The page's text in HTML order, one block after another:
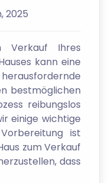
2025
Verkauf Ihres
kann eine
bestmöglichen
reibungslos
einige wichtige
ist
zum Verkauf
dass